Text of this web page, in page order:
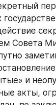
Совета
и
акты,